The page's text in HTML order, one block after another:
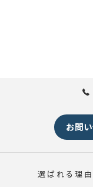
お問
選ばれる理由